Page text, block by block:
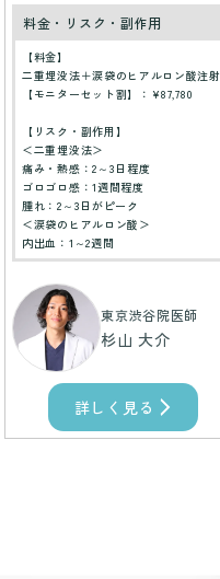
料金・リスク・副作用
【料金】
二重埋没法＋涙袋のヒアルロン酸注射
【モニターセット割】：¥87,780
【リスク・副作用】
＜二重埋没法＞
痛み・熱感：2～3日程度
ゴロゴロ感：1週間程度
腫れ：2～3日がピーク
＜涙袋のヒアルロン酸＞
内出血：1～2週間
東京渋谷院医師
杉山 大介
詳しく見る